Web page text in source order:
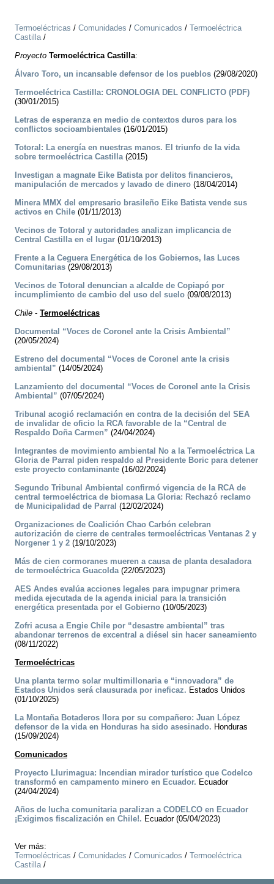
Termoeléctricas / Comunidades / Comunicados / Termoeléctrica
Castilla/
Proyecto Termoeléctrica Castilla:
Álvaro Toro, un incansable defensor de los pueblos (29/08/2020)
Termoeléctrica Castilla: CRONOLOGIA DEL CONFLICTO (PDF)
(30/01/2015)
Letras de esperanza en medio de contextos duros para los
conflictos socioambientales (16/01/2015)
Totoral: La energía en nuestras manos. El triunfo de la vida
sobre termoeléctrica Castilla(2015)
Investigan a magnate Eike Batista por delitos financieros,
manipulación de mercados y lavado de dinero (18/04/2014)
Minera MMX del empresario brasileño Eike Batista vende sus
activos en Chile (01/11/2013)
Vecinos de Totoral y autoridades analizan implicancia de
Central Castilla en el lugar (01/10/2013)
Frente a la Ceguera Energética de los Gobiernos, las Luces
Comunitarias (29/08/2013)
Vecinos de Totoral denuncian a alcalde de Copiapó por
incumplimiento de cambio del uso del suelo (09/08/2013)
Chile - Termoeléctricas
Documental “Voces de Coronel ante la Crisis Ambiental”
(20/05/2024)
Estreno del documental “Voces de Coronel ante la crisis
ambiental” (14/05/2024)
Lanzamiento del documental “Voces de Coronel ante la Crisis
Ambiental” (07/05/2024)
Tribunal acogió reclamación en contra de la decisión del SEA
de invalidar de oficio la RCA favorable de la “Central de
Respaldo Doña Carmen” (24/04/2024)
Integrantes de movimiento ambiental No a la Termoeléctrica La
Gloria de Parral piden respaldo al Presidente Boric para detener
este proyecto contaminante (16/02/2024)
Segundo Tribunal Ambiental confirmó vigencia de la RCA de
central termoeléctrica de biomasa La Gloria: Rechazó reclamo
de Municipalidad de Parral (12/02/2024)
Organizaciones de Coalición Chao Carbón celebran
autorización de cierre de centrales termoeléctricas Ventanas 2 y
Norgener 1 y 2 (19/10/2023)
Más de cien cormoranes mueren a causa de planta desaladora
de termoeléctrica Guacolda(22/05/2023)
AES Andes evalúa acciones legales para impugnar primera
medida ejecutada de la agenda inicial para la transición
energética presentada por el Gobierno (10/05/2023)
Zofri acusa a Engie Chile por “desastre ambiental” tras
abandonar terrenos de excentral a diésel sin hacer saneamiento
(08/11/2022)
Termoeléctricas
Una planta termo solar multimillonaria e “innovadora” de
Estados Unidos será clausurada por ineficaz. Estados Unidos
(01/10/2025)
La Montaña Botaderos llora por su compañero: Juan López
defensor de la vida en Honduras ha sido asesinado. Honduras
(15/09/2024)
Comunicados
Proyecto Llurimagua: Incendian mirador turístico que Codelco
transformó en campamento minero en Ecuador. Ecuador
(24/04/2024)
Años de lucha comunitaria paralizan a CODELCO en Ecuador
¡Exigimos fiscalización en Chile!. Ecuador (05/04/2023)
Ver más:
Termoeléctricas / Comunidades / Comunicados / Termoeléctrica
Castilla/